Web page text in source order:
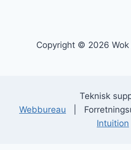
Copyright © 2026
Teknisk
Webbureau |
Intuition